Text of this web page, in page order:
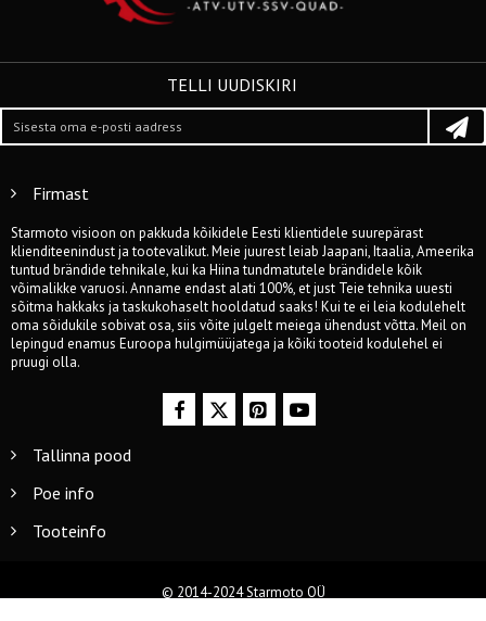
TELLI UUDISKIRI
Firmast
Starmoto visioon on pakkuda kõikidele Eesti klientidele suurepärast
klienditeenindust ja tootevalikut. Meie juurest leiab Jaapani, Itaalia, Ameerika
tuntud brändide tehnikale, kui ka Hiina tundmatutele brändidele kõik
võimalikke varuosi. Anname endast alati 100%, et just Teie tehnika uuesti
sõitma hakkaks ja taskukohaselt hooldatud saaks! Kui te ei leia kodulehelt
oma sõidukile sobivat osa, siis võite julgelt meiega ühendust võtta. Meil on
lepingud enamus Euroopa hulgimüüjatega ja kõiki tooteid kodulehel ei
pruugi olla.
Tallinna pood
Poe info
Tooteinfo
© 2014-2024 Starmoto OÜ